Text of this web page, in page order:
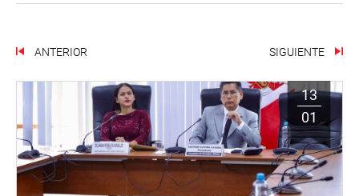
ANTERIOR SIGUIENTE
13
01